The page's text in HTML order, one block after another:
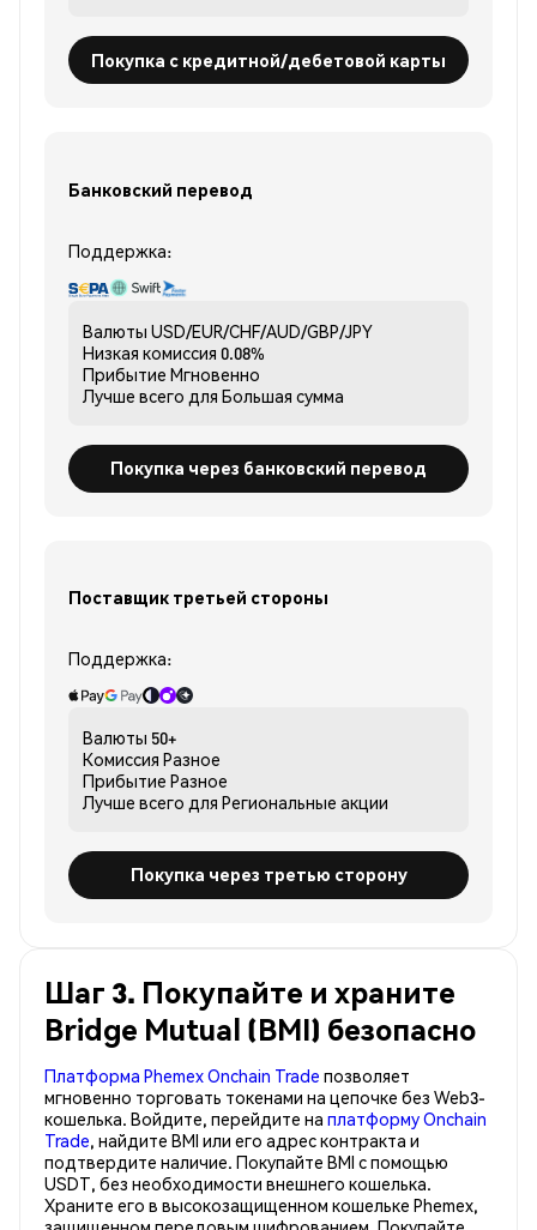
Покупка с кредитной/дебетовой карты
Банковский перевод
Поддержка:
Валюты USD/EUR/CHF/AUD/GBP/JPY
Низкая комиссия 0.08%
Прибытие Мгновенно
Лучше всего для Большая сумма
Покупка через банковский перевод
Поставщик третьей стороны
Поддержка:
Валюты 50+
Комиссия Разное
Прибытие Разное
Лучше всего для Региональные акции
Покупка через третью сторону
Шаг 3. Покупайте и храните
Bridge Mutual (BMI) безопасно
Платформа Phemex Onchain Trade позволяет
мгновенно торговать токенами на цепочке без Web3-
кошелька. Войдите, перейдите на платформу Onchain
Trade, найдите BMI или его адрес контракта и
подтвердите наличие. Покупайте BMI с помощью
USDT, без необходимости внешнего кошелька.
Храните его в высокозащищенном кошельке Phemex,